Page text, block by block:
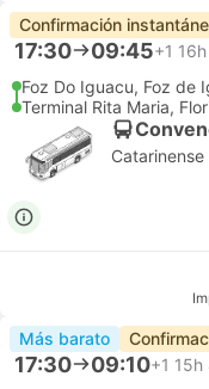
Confirmación
17:30 09:45+1
Foz Do Iguacu, Foz de
Terminal Rita Maria,
Catarinense
Más barato
17:30 09:10+1 15h